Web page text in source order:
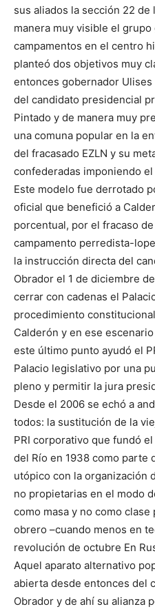
sus aliados la sección 22 de
manera muy visible el
campamentos en el centro
planteó dos objetivos muy
entonces gobernador
del candidato presidencial
Pintado y de manera muy
una comuna popular en la
del fracasado EZLN y su
confederadas imponiendo
Este modelo fue derrotado
oficial que benefició a
porcentual, por el fracaso
campamento perredista-
la instrucción directa del
Obrador el 1 de diciembre
cerrar con cadenas el
procedimiento
Calderón y en ese
este último punto ayudó el
Palacio legislativo por una
pleno y permitir la jura
Desde el 2006 se echó a
todos: la sustitución de la
PRI corporativo que fundó
del Río en 1938 como parte
utópico con la organización
no propietarias en el modo
como masa y no como
obrero –cuando menos en
revolución de octubre En
Aquel aparato alternativo
abierta desde entonces del
Obrador y de ahí su alianza